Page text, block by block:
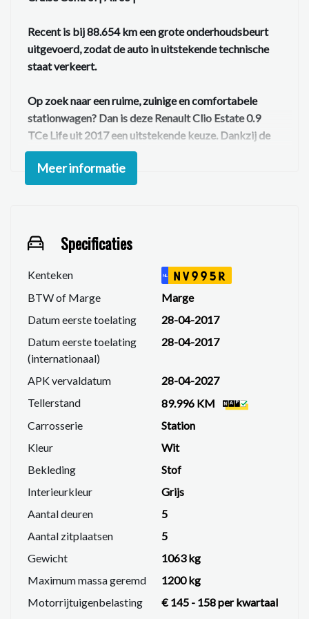
Recent is bij 88.654 km een grote onderhoudsbeurt
uitgevoerd, zodat de auto in uitstekende technische
staat verkeert.
Op zoek naar een ruime, zuinige en comfortabele
stationwagen? Dan is dezeRenault Clio Estate 0.9
TCe Lifeuit2017een uitstekende keuze. Dankzij de
betrouwbare benzinemotor in combinatie met de
handgeschakelde versnellingsbak geniet u van een
prettige en efficiënte rijervaring. Met zijn praktische
Deze Clio is onder andere uitgerust met:
Navigatiesysteem
Cruise control
DAB+ digitale radio
Audiobediening op het stuur
Keyless Entry
LED-dagrijverlichting
Regensensor
Bandenspanningscontrolesysteem
Hill Hold Assist
Centrale deurvergrendeling met
afstandsbediening
Elektrische snelheidsafhankelijke
stuurbekrachtiging
In delen neerklapbare achterbank
Specificaties
Bouwjaar:2017
89.996 km (NAP)
Motor:
0.9 TCe benzine
Meer informatie
Specificaties
Kenteken NL NV995R
BTW of Marge
Marge
Datum eerste toelating
28-04-2017
Datum eerste toelating
(internationaal)
28-04-2017
APK vervaldatum
28-04-2027
Tellerstand
89.996 KM
Carrosserie
Station
Kleur
Wit
Bekleding
Stof
Interieurkleur
Grijs
Aantal deuren
5
Aantal zitplaatsen
5
Gewicht
1063 kg
Maximum massa geremd
1200 kg
Motorrijtuigenbelasting
€ 145 - 158 per kwartaal